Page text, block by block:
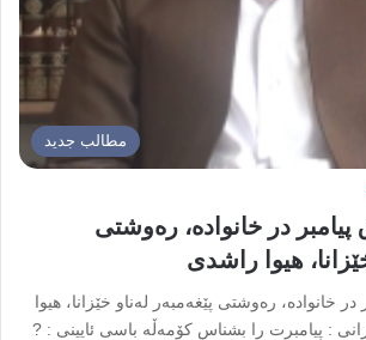
مطالب جدید
در خانواده، رەوشتی
هیوا راشدی
خانواده، رەوشتی پێغەمبەر لەناو خێزانا، هیوا
: پیامبرت را بشناس کۆمەڵە باسی ئایینی : ?